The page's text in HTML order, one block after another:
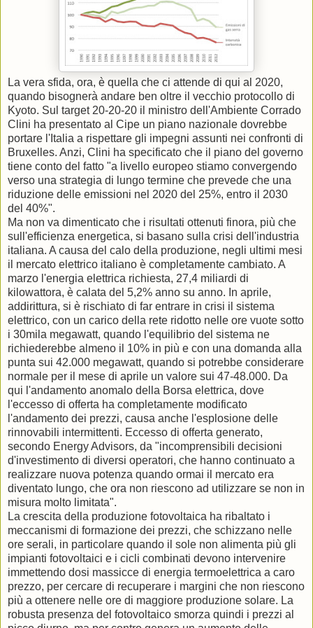
La vera sfida, ora, è quella che ci attende di qui al 2020,
quando bisognerà andare ben oltre il vecchio protocollo di
Kyoto. Sul target 20-20-20 il ministro dell'Ambiente Corrado
Clini ha presentato al Cipe un piano nazionale dovrebbe
portare l'Italia a rispettare gli impegni assunti nei confronti di
Bruxelles. Anzi, Clini ha specificato che il piano del governo
tiene conto del fatto "a livello europeo stiamo convergendo
verso una strategia di lungo termine che prevede che una
riduzione delle emissioni nel 2020 del 25%, entro il 2030
del 40%".
Ma non va dimenticato che i risultati ottenuti finora, più che
sull'efficienza energetica, si basano sulla crisi dell'industria
italiana. A causa del calo della produzione, negli ultimi mesi
il mercato elettrico italiano è completamente cambiato. A
marzo l'energia elettrica richiesta, 27,4 miliardi di
kilowattora, è calata del 5,2% anno su anno. In aprile,
addirittura, si è rischiato di far entrare in crisi il sistema
elettrico, con un carico della rete ridotto nelle ore vuote sotto
i 30mila megawatt, quando l'equilibrio del sistema ne
richiederebbe almeno il 10% in più e con una domanda alla
punta sui 42.000 megawatt, quando si potrebbe considerare
normale per il mese di aprile un valore sui 47-48.000. Da
qui l'andamento anomalo della Borsa elettrica, dove
l'eccesso di offerta ha completamente modificato
l'andamento dei prezzi, causa anche l'esplosione delle
rinnovabili intermittenti. Eccesso di offerta generato,
secondo Energy Advisors, da "incomprensibili decisioni
d'investimento di diversi operatori, che hanno continuato a
realizzare nuova potenza quando ormai il mercato era
diventato lungo, che ora non riescono ad utilizzare se non in
misura molto limitata".
La crescita della produzione fotovoltaica ha ribaltato i
meccanismi di formazione dei prezzi, che schizzano nelle
ore serali, in particolare quando il sole non alimenta più gli
impianti fotovoltaici e i cicli combinati devono intervenire
immettendo dosi massicce di energia termoelettrica a caro
prezzo, per cercare di recuperare i margini che non riescono
più a ottenere nelle ore di maggiore produzione solare. La
robusta presenza del fotovoltaico smorza quindi i prezzi al